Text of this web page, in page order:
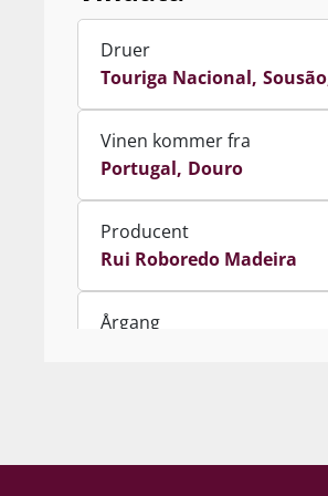
Druer
Touriga Nacional Sousão
Vinen kommer fra
Portugal Douro
Producent
Rui Roboredo Madeira
Årgang